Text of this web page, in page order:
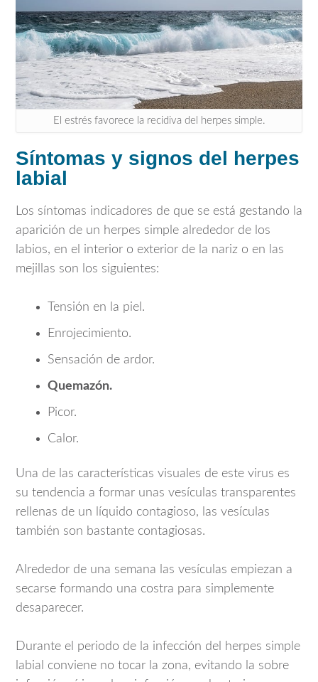
El estrés favorece la recidiva del herpes simple.
Síntomas y signos del herpes
labial
Los síntomas indicadores de que se está gestando la
aparición de un herpes simple alrededor de los
labios, en el interior o exterior de la nariz o en las
mejillas son los siguientes:
Tensión en la piel.
Enrojecimiento.
Sensación de ardor.
Quemazón.
Picor.
Calor.
Una de las características visuales de este virus es
su tendencia a formar unas vesículas transparentes
rellenas de un líquido contagioso, las vesículas
también son bastante contagiosas.
Alrededor de una semana las vesículas empiezan a
secarse formando una costra para simplemente
desaparecer.
Durante el periodo de la infección del herpes simple
labial conviene no tocar la zona, evitando la sobre